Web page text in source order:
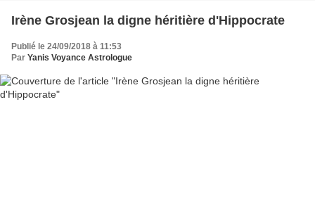
Irène Grosjean la digne héritière d'Hippocrate
Publié le 24/09/2018 à 11:53
Par Yanis Voyance Astrologue